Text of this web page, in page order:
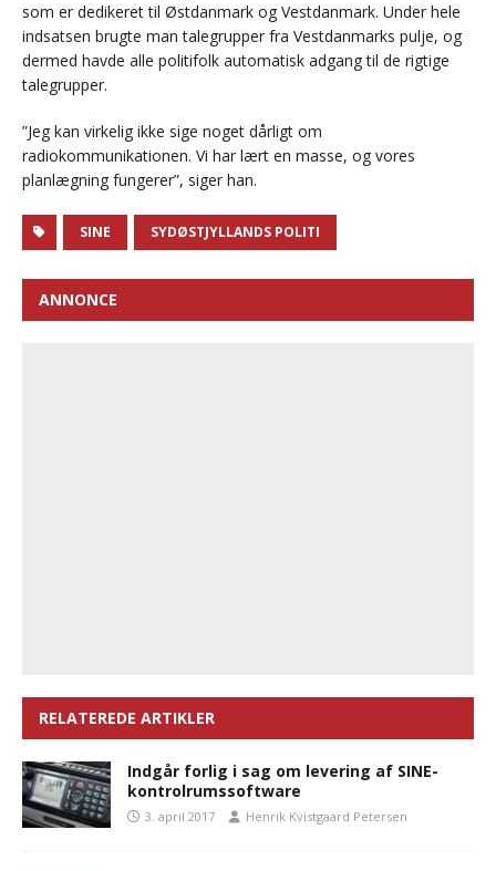
som er dedikeret til Østdanmark og Vestdanmark. Under hele
indsatsen brugte man talegrupper fra Vestdanmarks pulje, og
dermed havde alle politifolk automatisk adgang til de rigtige
talegrupper.
”Jeg kan virkelig ikke sige noget dårligt om
radiokommunikationen. Vi har lært en masse, og vores
planlægning fungerer”, siger han.
SINE SYDØSTJYLLANDS POLITI
ANNONCE
RELATEREDE ARTIKLER
Indgår forlig i sag om levering af SINE-
kontrolrumssoftware
3. april 2017 Henrik Kvistgaard Petersen